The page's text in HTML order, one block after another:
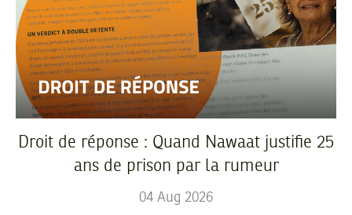
Droit de réponse : Quand Nawaat justifie 25
ans de prison par la rumeur
04 Aug 2026